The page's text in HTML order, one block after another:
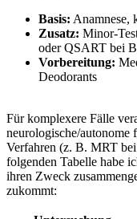
Basis: Anamnese,
Zusatz:
oder​ QSART bei
Vorbereitung:
Deodorants
Für ‍komplexere Fälle
neurologische/autonome
Verfahren (z. ⁣B. MRT
folgenden Tabelle habe
ihren Zweck⁣
zukommt: